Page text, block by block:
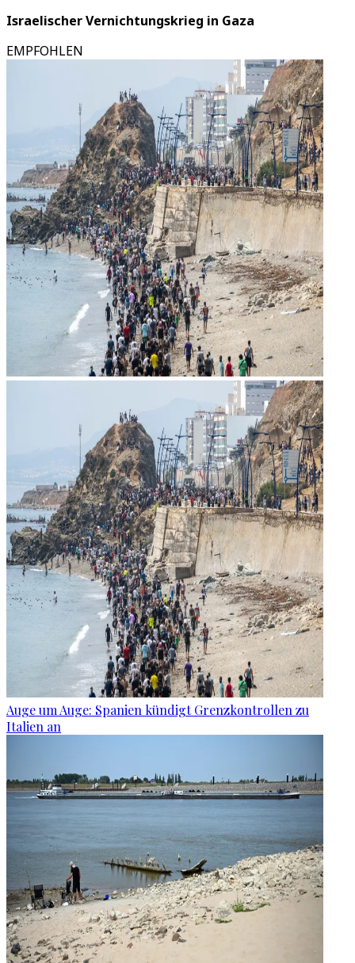
Israelischer Vernichtungskrieg in Gaza
EMPFOHLEN
Auge um Auge: Spanien kündigt Grenzkontrollen zu
Italien an